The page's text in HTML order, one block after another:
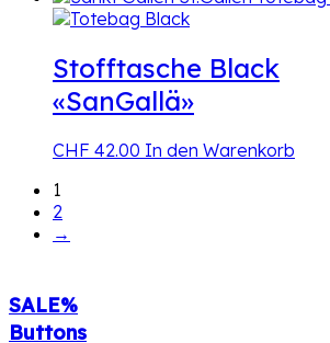
Stofftasche Black
«SanGallä»
CHF 42.00 In den Warenkorb
1
2
→
SALE%
Buttons